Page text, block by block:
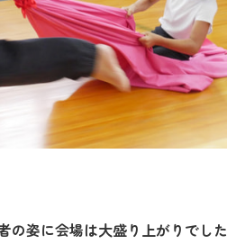
の姿に会場は大盛り上がりでした